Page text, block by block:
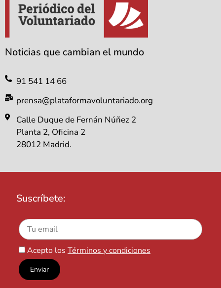
Noticias que cambian el mundo
91 541 14 66
prensa@plataformavoluntariado.org
Calle Duque de Fernán Núñez 2
Planta 2, Oficina 2
28012 Madrid.
Suscríbete:
Acepto los Términos y condiciones